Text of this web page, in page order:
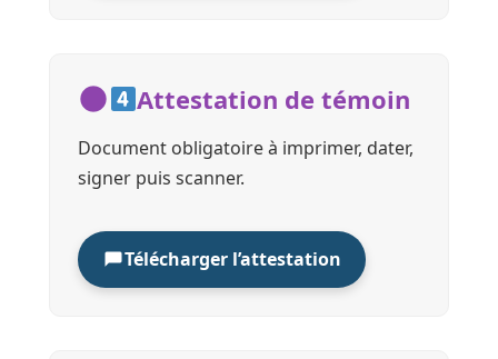
Attestation de témoin
Document obligatoire à imprimer, dater,
signer puis scanner.
Télécharger l’attestation